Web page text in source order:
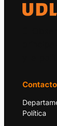
Contacto
Política